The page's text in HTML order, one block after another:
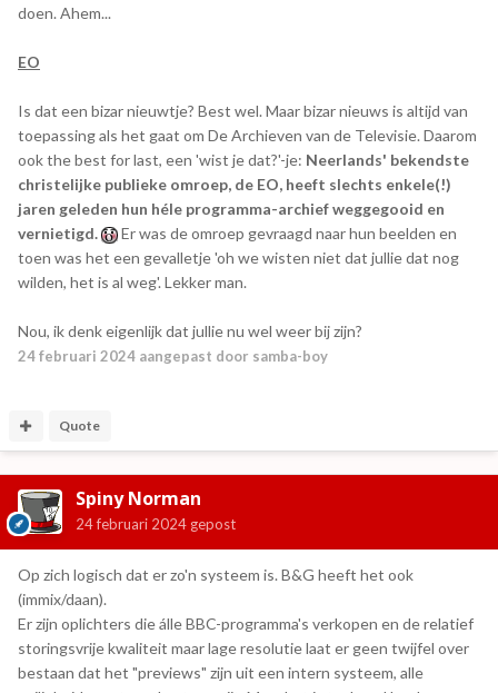
doen. Ahem...
EO
Is dat een bizar nieuwtje? Best wel. Maar bizar nieuws is altijd van
toepassing als het gaat om De Archieven van de Televisie. Daarom
ook the best for last, een 'wist je dat?'-je: Neerlands' bekendste
christelijke publieke omroep, de EO, heeft slechts enkele(!)
jaren geleden hun héle programma-archief weggegooid en
vernietigd.
Er was de omroep gevraagd naar hun beelden en
toen was het een gevalletje 'oh we wisten niet dat jullie dat nog
wilden, het is al weg'. Lekker man.
Nou, ik denk eigenlijk dat jullie nu wel weer bij zijn?
24 februari 2024 aangepast door samba-boy
Quote
Spiny Norman
24 februari 2024 gepost
Op zich logisch dat er zo'n systeem is. B&G heeft het ook
(immix/daan).
Er zijn oplichters die álle BBC-programma's verkopen en de relatief
storingsvrije kwaliteit maar lage resolutie laat er geen twijfel over
bestaan dat het "previews" zijn uit een intern systeem, alle